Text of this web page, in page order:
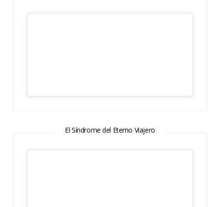
El Síndrome del Eterno Viajero